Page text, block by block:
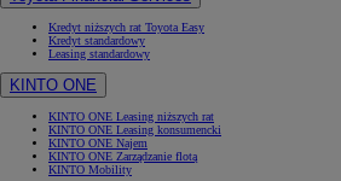
Kredyt niższych rat Toyota Easy
Kredyt standardowy
Leasing standardowy
KINTO ONE
KINTO ONE Leasing niższych rat
KINTO ONE Leasing konsumencki
KINTO ONE Najem
KINTO ONE Zarządzanie flotą
KINTO Mobility